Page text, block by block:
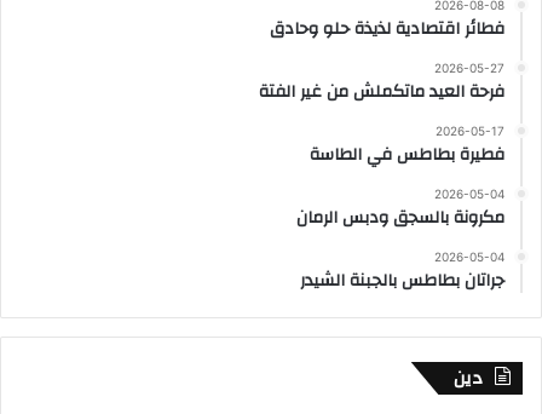
2026-08-08
فطائر اقتصادية لذيذة حلو وحادق
2026-05-27
فرحة العيد ماتكملش من غير الفتة
2026-05-17
فطيرة بطاطس في الطاسة
2026-05-04
مكرونة بالسجق ودبس الرمان
2026-05-04
جراتان بطاطس بالجبنة الشيدر
دين